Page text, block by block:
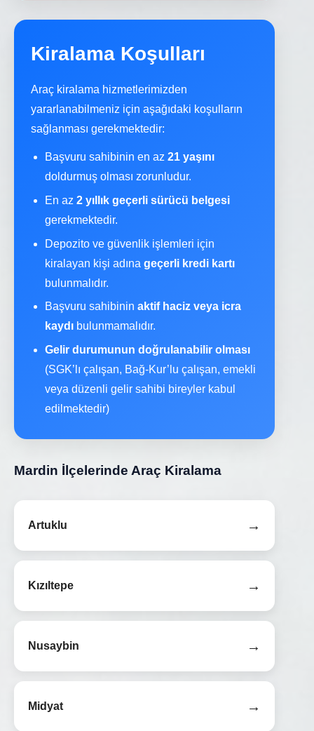
Kiralama Koşulları
Araç kiralama hizmetlerimizden
yararlanabilmeniz için aşağıdaki koşulların
sağlanması gerekmektedir:
Başvuru sahibinin en az 21 yaşını
doldurmuş olması zorunludur.
En az 2 yıllık geçerli sürücü belgesi
gerekmektedir.
Depozito ve güvenlik işlemleri için
kiralayan kişi adına geçerli kredi kartı
bulunmalıdır.
Başvuru sahibinin aktif haciz veya icra
kaydı bulunmamalıdır.
Gelir durumunun doğrulanabilir olması
(SGK’lı çalışan, Bağ-Kur’lu çalışan, emekli
veya düzenli gelir sahibi bireyler kabul
edilmektedir)
Mardin İlçelerinde Araç Kiralama
Artuklu →
Kızıltepe →
Nusaybin →
Midyat →